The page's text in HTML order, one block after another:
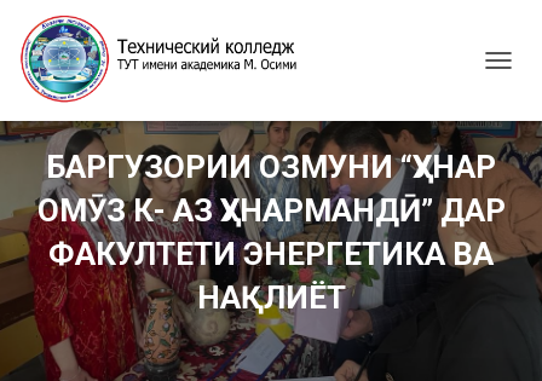
G
G
E
N
V
БАРГУЗОРИИ ОЗМУНИ “ҲУНАР
ОМӮЗ К- АЗ ҲУНАРМАНДӢ” ДАР
ФАКУЛТЕТИ ЭНЕРГЕТИКА ВА
НАҚЛИЁТ